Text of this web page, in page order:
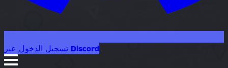
تسجيل الدخول عبر Discord